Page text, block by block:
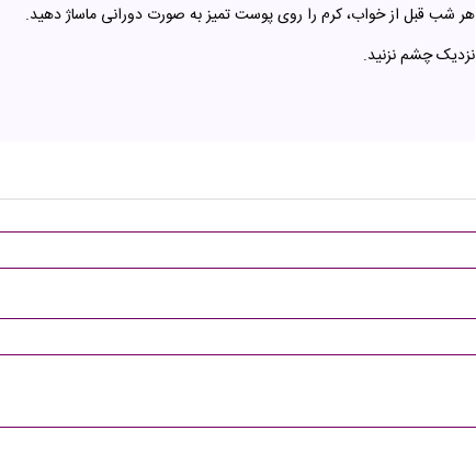
هر شب قبل از خواب، کرم را روی پوست تمیز به صورت دورانی ماساژ دهید.
نزدیک چشم نزنید.